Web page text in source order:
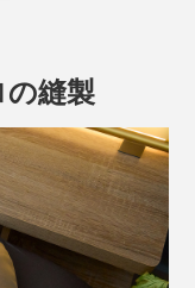
を続けてきて、
す。
態と立った状態
にテストしまし
態」で測ったとこ
ラけました。
てくると、寝返り
プロハチ）枕』
す。
と、ちょうど横向
め5センチ”の設計
の縫製